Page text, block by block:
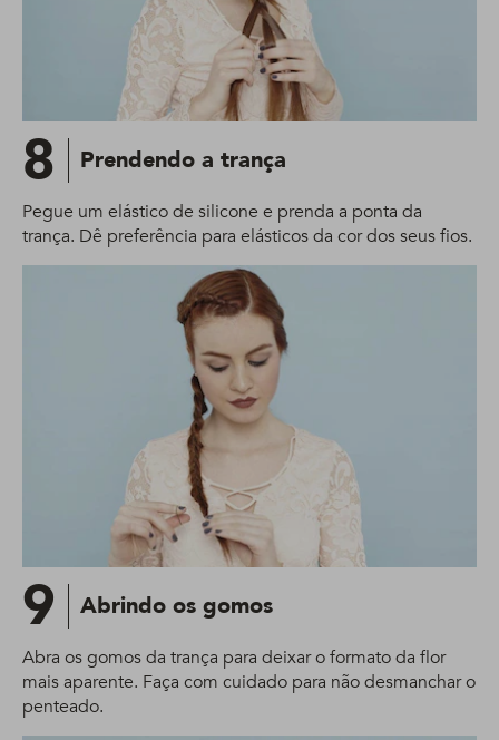
8 Prendendo a trança
Pegue um elástico de silicone e prenda a ponta da
trança. Dê preferência para elásticos da cor dos seus fios.
9 Abrindo os gomos
Abra os gomos da trança para deixar o formato da flor
mais aparente. Faça com cuidado para não desmanchar o
penteado.